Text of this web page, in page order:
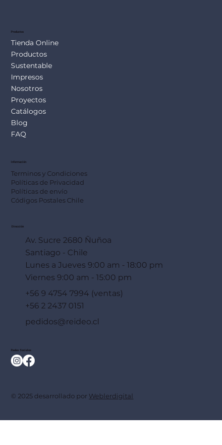
Productos
Tienda Online
Productos
Sustentable
Impresos
Nosotros
Proyectos
Catálogos
Blog
FAQ
Información
Terminos y Condiciones
Políticas de Privacidad
Políticas de envío
Códigos Postales Chile
Dirección
Av. Sucre 2680 Ñuñoa
Santiago - Chile
Lunes a Jueves 9:00 am - 18:00 pm
Viernes 9:00 am - 15:00 pm
+56 9 4754 7994 (ventas)
+56 2 2437 0151
pedidos@reideo.cl
Redes Sociales
© 2025 desarrollado por Weblerdigital